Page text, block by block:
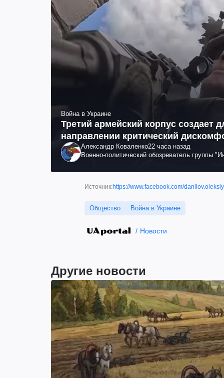
Война в Украине
Третий армейский корпус создает
направлении критический
Александр Коваленко22 часа назад
Военно-политический обозреватель группы
Источник:https://www.facebook.com/danilov.oleksiy
Общество Война в Украине
Новости
Другие новости